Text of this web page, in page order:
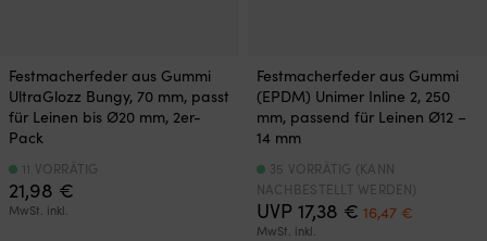
Festmacherfeder aus Gummi
UltraGlozz Bungy, 70 mm, passt
für Leinen bis Ø20 mm, 2er-
Pack
21,98 €
MwSt. inkl.
11 VORRÄTIG
Festmacherfeder aus Gummi
(EPDM) Unimer Inline 2, 250
mm, passend für Leinen Ø12 –
14 mm
UVP 17,38 € Ursprünglicher
Preis
16,47 €Aktueller
MwSt. inkl.
35 VORRÄTIG (KANN
NACHBESTELLT WERDEN)